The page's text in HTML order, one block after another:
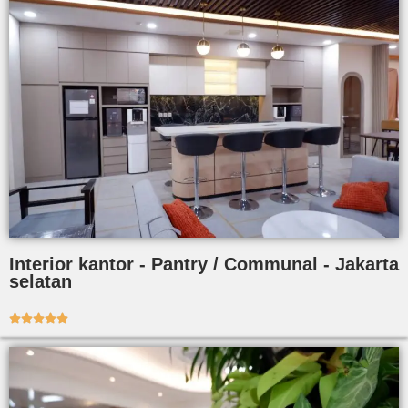
Interior kantor - Pantry / Communal - Jakarta
selatan
